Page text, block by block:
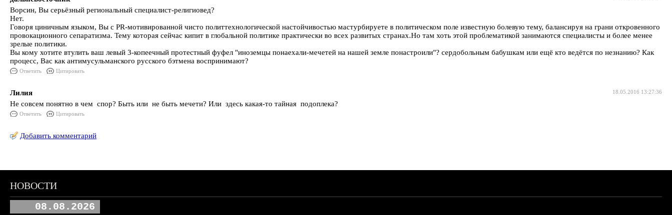
Ворсин, Вы серьёзный региональный специалист-религиовед?
Нет.
Говоря циничным языком, Вы с PR-мотивированной чисто политтехнологической настойчивостью мастурбируете в политическом поле известную болевую тему, балансируя на грани откровенного
провокационного сепаратизма. Тему которая сейчас кипит в глобальной политике практически во всех развитых странах.Но там хоть этой проблематикой занимаются специалисты и более менее
зрелые политики.
Вы кому хотите втулить ваш левый 3-копеечный протестный фуфел "иноземцы понаехали-мечетей на нашей земле понастроили"? сердобольным бабушкам или ещё кто ведётся по незнанию? Как
процесс, Вас как антимусульманского русского бэтмена воспринимают?
Ответить Цитировать
18.05.2016 13:27:36
Лилия
Не совсем понятно в чем спор? Быть или не быть мечети? Или здесь какая-то тайная подоплека?
Ответить Цитировать
Добавить комментарий
НОВОСТИ
08.08.2026